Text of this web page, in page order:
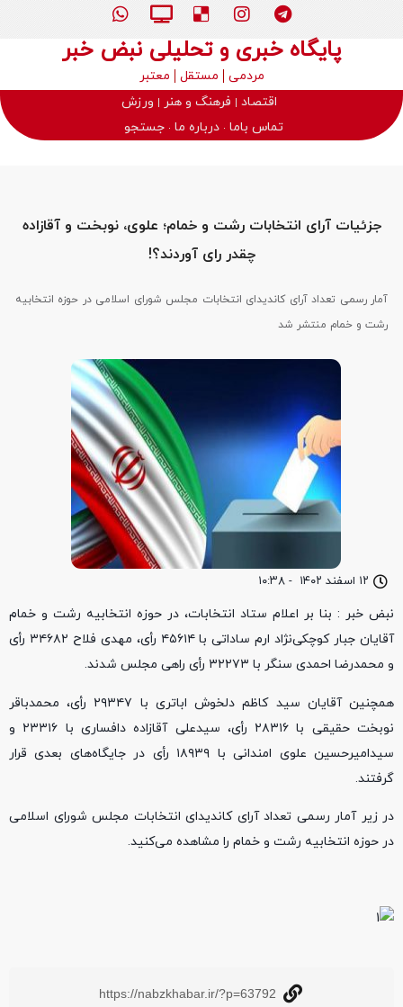
پایگاه خبری و تحلیلی نبض خبر
مردمی مستقل
معتبر
اقتصاد
فرهنگ و هنر
ورزش
تماس باما درباره ما جستجو
۱۲ اسفند ۱۴۰۲ - ۱۰:۳۸
جزئیات آرای انتخابات رشت و خمام؛ علوی، نوبخت و آقازاده
چقدر رای آوردند؟!
آمار رسمی تعداد آرای کاندیدای انتخابات مجلس شورای اسلامی در حوزه انتخابیه
رشت و خمام منتشر شد
نبض خبر : بنا بر اعلام ستاد انتخابات، در حوزه انتخابیه رشت و خمام
آقایان جبار کوچکی‌نژاد ارم ساداتی با ۴۵۶۱۴ رأی، مهدی فلاح ۳۴۶۸۲ رأی
و محمدرضا احمدی سنگر با ۳۲۲۷۳ رأی راهی مجلس شدند.
همچنین آقایان سید کاظم دلخوش اباتری با ۲۹۳۴۷ رأی، محمدباقر
نوبخت حقیقی با ۲۸۳۱۶ رأی، سیدعلی آقازاده دافساری با ۲۳۳۱۶ و
سیدامیرحسین علوی امندانی با ۱۸۹۳۹ رأی در جایگاه‌های بعدی قرار
گرفتند.
در زیر آمار رسمی تعداد آرای کاندیدای انتخابات مجلس شورای اسلامی
در حوزه انتخابیه رشت و خمام را مشاهده می‌کنید.
https://nabzkhabar.ir/?p=63792